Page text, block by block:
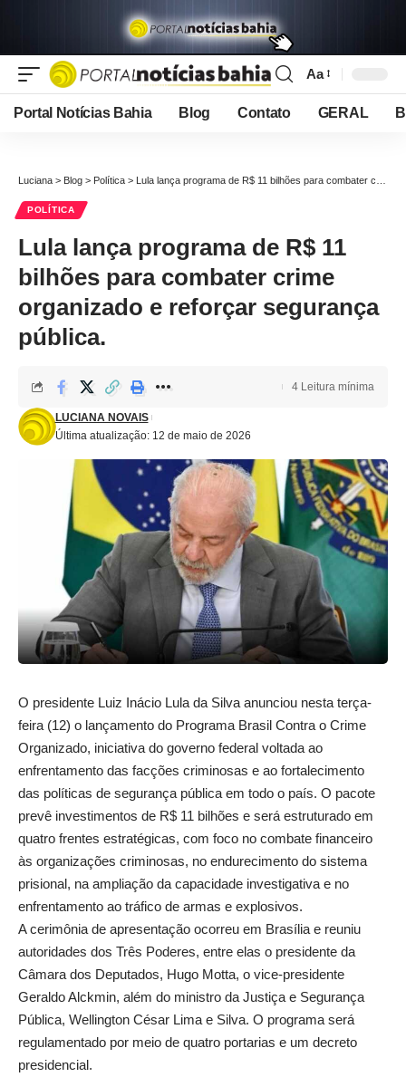
Font
Resizer
Aa
Portal Notícias Bahia Blog Contato GERAL
Luciana > Blog > Política > Lula lança programa de R$ 11 bilhões para combater crime organizado e reforçar segurança pública.
POLÍTICA
Lula lança programa de R$ 11
bilhões para combater crime
organizado e reforçar segurança
pública.
Última atualização: 12 de maio de 2026
LUCIANA NOVAIS
4 Leitura mínima
O presidente Luiz Inácio Lula da Silva anunciou nesta terça-
feira (12) o lançamento do Programa Brasil Contra o Crime
Organizado, iniciativa do governo federal voltada ao
enfrentamento das facções criminosas e ao fortalecimento
das políticas de segurança pública em todo o país. O pacote
prevê investimentos de R$ 11 bilhões e será estruturado em
quatro frentes estratégicas, com foco no combate financeiro
às organizações criminosas, no endurecimento do sistema
prisional, na ampliação da capacidade investigativa e no
enfrentamento ao tráfico de armas e explosivos.
A cerimônia de apresentação ocorreu em Brasília e reuniu
autoridades dos Três Poderes, entre elas o presidente da
Câmara dos Deputados, Hugo Motta, o vice-presidente
Geraldo Alckmin, além do ministro da Justiça e Segurança
Pública, Wellington César Lima e Silva. O programa será
regulamentado por meio de quatro portarias e um decreto
presidencial.